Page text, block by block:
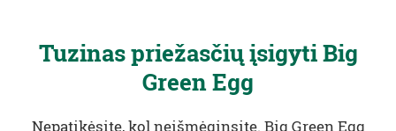
Tuzinas priežasčių įsigyti Big
Green Egg
Nepatikėsite, kol neišmėginsite. Big Green Egg